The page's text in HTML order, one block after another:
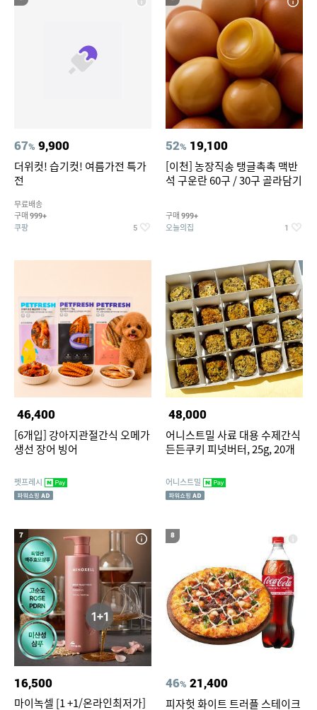
67% 9,900
더위컷! 습기컷! 여름가전 특가
전
무료배송
구매 999+
쿠팡 5
52% 19,100
[이천] 농장직송 탱글촉촉 맥반
석 구운란 60구 / 30구 골라담기
구매 999+
오늘의집 1
46,400
[6개입] 강아지관절간식 오메가
생선 장어 빙어
펫프레시
48,000
어니스트밀 사료 대용 수제간식
든든쿠키 피넛버터, 25g, 20개
어니스트밀
7
16,500
마이녹셀 [1 +1/온라인최저가]
8
46% 21,400
피자헛 화이트 트러플 스테이크